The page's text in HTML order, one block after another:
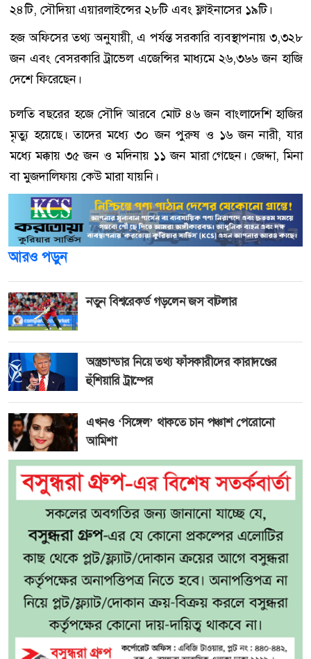
২৪টি, সৌদিয়া এয়ারলাইন্সের ২৮টি এবং ফ্লাইনাসের ১৯টি।
হজ অফিসের তথ্য অনুযায়ী, এ পর্যন্ত সরকারি ব্যবস্থাপনায় ৩,৩২৮
জন এবং বেসরকারি ট্রাভেল এজেন্সির মাধ্যমে ২৬,৩৬৬ জন হাজি
দেশে ফিরেছেন।
চলতি বছরের হজে সৌদি আরবে মোট ৪৬ জন বাংলাদেশি হাজির
মৃত্যু হয়েছে। তাদের মধ্যে ৩০ জন পুরুষ ও ১৬ জন নারী, যার
মধ্যে মক্কায় ৩৫ জন ও মদিনায় ১১ জন মারা গেছেন। জেদ্দা, মিনা
বা মুজদালিফায় কেউ মারা যায়নি।
আরও পড়ুন
নতুন বিশ্বরেকর্ড গড়লেন জস বাটলার
অস্ত্রভান্ডার নিয়ে তথ্য ফাঁসকারীদের কারাদণ্ডের
হুঁশিয়ারি ট্রাম্পের
এখনও ‘সিঙ্গেল’ থাকতে চান পঞ্চাশ পেরোনো
আমিশা